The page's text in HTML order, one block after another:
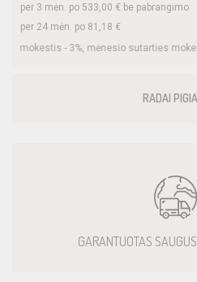
per 3 mėn. po 533,00 € be pabrangimo
per 24 mėn. po 81,18 €
-3%, mėnesio sutarties mokestis –
RADAI
GARANTUOTAS